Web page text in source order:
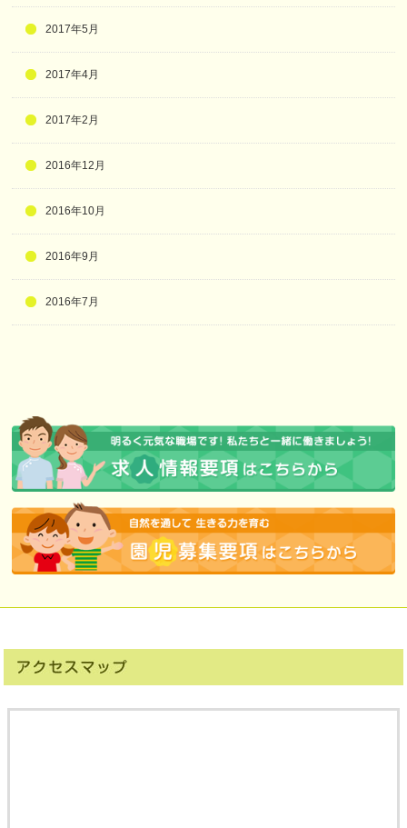
2017年5月
2017年4月
2017年2月
2016年12月
2016年10月
2016年9月
2016年7月